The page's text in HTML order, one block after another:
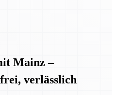
Mainz –
verlässlich